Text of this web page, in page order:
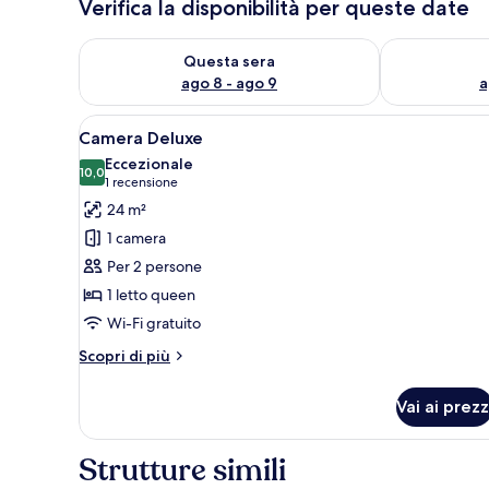
Verifica la disponibilità per queste date
Questa sera
ago 8 - ago 9
Verifica la disponibilità per questa sera, ago 8 - ago 9
Verifica la
Apri
tutte
le
foto
per
Camera
Deluxe
Una camera da letto con un
7
Camera Deluxe
10,010,0 su 10
Eccezionale
1 recensione
(1
recensione)
24 m²
1 camera
Per 2 persone
1 letto queen
Wi-Fi gratuito
Scopri di più
Altri
Deluxe
Vai ai
Strutture simili